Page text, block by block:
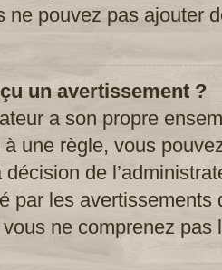
ne pouvez pas ajouter
un avertissement ?
a son propre
une règle, vous
décision de
par les avertissements
vous ne comprenez